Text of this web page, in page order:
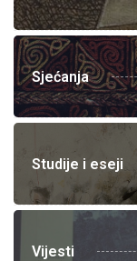
Sjećanja
Studije i eseji
Vijesti